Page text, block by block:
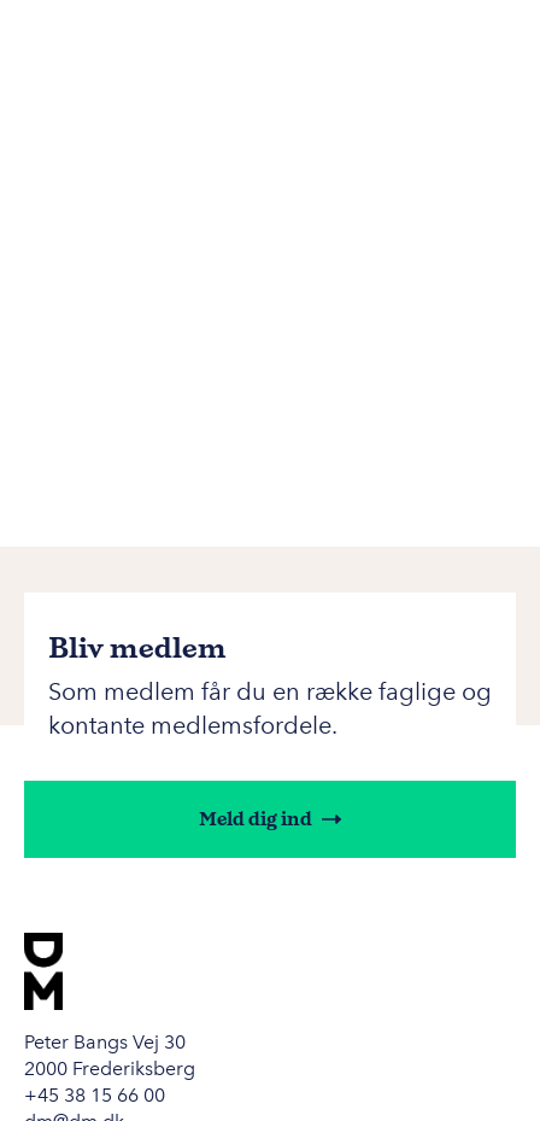
Bliv medlem
Som medlem får du en række faglige og
kontante medlemsfordele.
Meld dig ind
Peter Bangs Vej 30
2000 Frederiksberg
+45 38 15 66 00